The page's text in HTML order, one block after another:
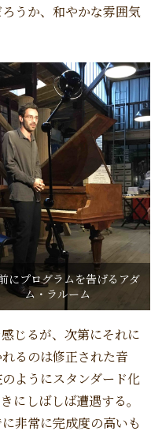
うか、和やかな雰囲気
にプログラムを告げるアダ
ム・ラルーム
じるが、次第にそれに
るのは修正された音
ようにスタンダード化
にしばしば遭遇する。
非常に完成度の高いも